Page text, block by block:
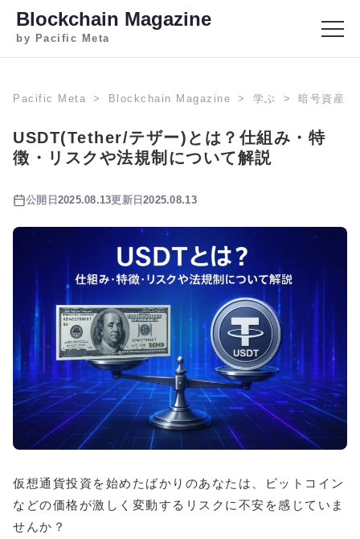
Blockchain Magazine
by Pacific Meta
Pacific Meta Blockchain Magazine 学ぶ 暗号資産
USDT(Tether/テザー)とは？仕組み・特
徴・リスクや法規制について解説
公開日 2025.08.13更新日2025.08.13
仮想通貨投資を始めたばかりのあなたは、ビットコイン
などの価格が激しく変動するリスクに不安を感じていま
せんか？